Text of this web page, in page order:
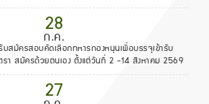
28
ก.ค.
สมัครสอบคัดเลือกทหารกองหนุนเพื่อบรรจุเข้ารับ
า สมัครด้วยตนเอง ตั้งแต่วันที่ 2 -14 สิงหาคม 2569
27